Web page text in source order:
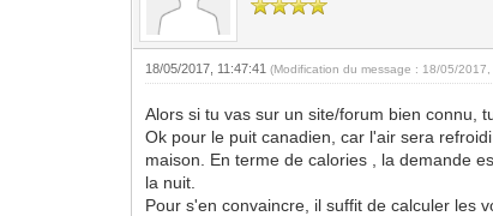
18/05/2017, 11:47:41(Modification du message : 18/05/
Alors si tu vas sur un site/forum bien connu,
Ok pour le puit canadien, car l'air sera
maison. En terme de calories , la demande
la nuit.
Pour s'en convaincre, il suffit de calculer les